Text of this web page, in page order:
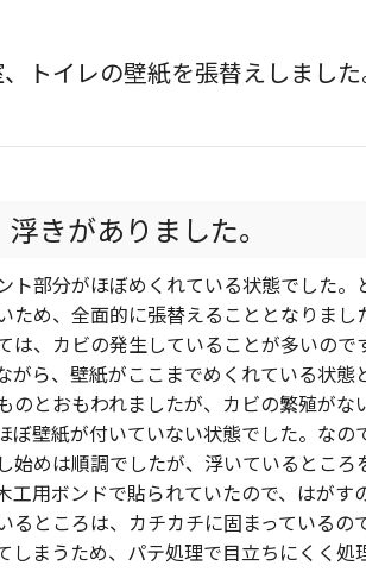
トイレの壁紙を張替えしました
きがありました。
ト部分がほぼめくれている状態でした。
め、全面的に張替えることとなりまし
は、カビの発生していることが多いので
がら、壁紙がここまでめくれている状態
のとおもわれましたが、カビの繁殖がな
ぼ壁紙が付いていない状態でした。なの
めは順調でしたが、浮いているところ
工用ボンドで貼られていたので、はがす
るところは、カチカチに固まっているの
まうため、パテ処理で目立ちにくく処